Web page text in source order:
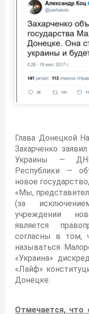
Глава Донецкой
Захарченко
Украины —
Республики —
новое
«Мы,
(за
учреждении
является
согласны в том,
называться
«Украина»
«Лайф»
Донецке.
Отмечается, что